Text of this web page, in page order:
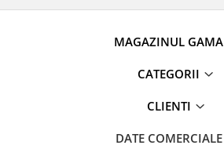
MAGAZINUL GAMA
CATEGORII
CLIENTI
DATE COMERCIALE